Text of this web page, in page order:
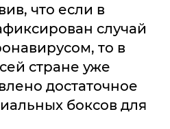
что если в
случай
то в
стране уже
достаточное
боксов для